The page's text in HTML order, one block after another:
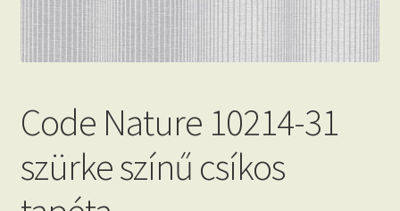
Code Nature 10214-31
szürke színű csíkos